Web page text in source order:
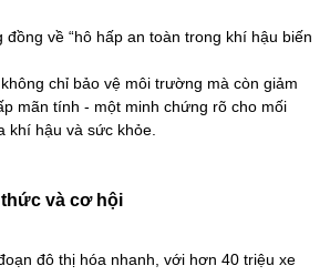
đồng về “hô hấp an toàn trong khí hậu biến
chỉ bảo vệ môi trường mà còn giảm
mãn tính - một minh chứng rõ cho mối
khí hậu và sức khỏe.
thức và cơ hội
đô thị hóa nhanh, với hơn 40 triệu xe